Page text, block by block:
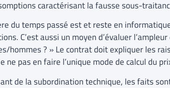
caractérisant la fausse sous-
du temps passé est et reste en
C’est aussi un moyen d’évaluer
hommes ? » Le contrat doit expliquer les
ne pas en faire l’unique mode de calcul du
de la subordination technique, les faits